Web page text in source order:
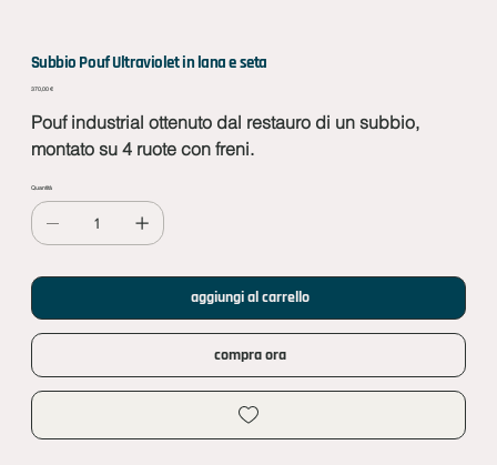
Subbio Pouf Ultraviolet in lana e seta
Prezzo
370,00 €
Pouf industrial ottenuto dal restauro di un subbio,
montato su 4 ruote con freni.
Quantità
aggiungi al carrello
compra ora